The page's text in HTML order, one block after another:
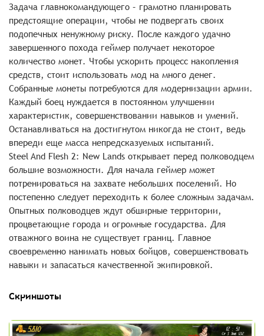
Задача главнокомандующего – грамотно планировать
предстоящие операции, чтобы не подвергать своих
подопечных ненужному риску. После каждого удачно
завершенного похода геймер получает некоторое
количество монет. Чтобы ускорить процесс накопления
средств, стоит использовать мод на много денег.
Собранные монеты потребуются для модернизации армии.
Каждый боец нуждается в постоянном улучшении
характеристик, совершенствовании навыков и умений.
Останавливаться на достигнутом никогда не стоит, ведь
впереди еще масса непредсказуемых испытаний.
Steel And Flesh 2: New Lands открывает перед полководцем
большие возможности. Для начала геймер может
потренироваться на захвате небольших поселений. Но
постепенно следует переходить к более сложным задачам.
Опытных полководцев ждут обширные территории,
процветающие города и огромные государства. Для
отважного воина не существует границ. Главное
своевременно нанимать новых бойцов, совершенствовать
навыки и запасаться качественной экипировкой.
Скриншоты